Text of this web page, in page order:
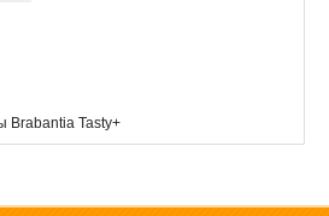
Brabantia Tasty+